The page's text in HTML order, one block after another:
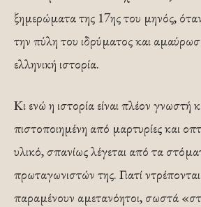
ξημερώματα της 17ης του μηνός,
την πύλη του ιδρύματος και
ελληνική ιστορία.
Κι ενώ η ιστορία είναι πλέον γνωστή
πιστοποιημένη από μαρτυρίες και
υλικό, σπανίως λέγεται από τα
πρωταγωνιστών της. Γιατί
παραμένουν αμετανόητοι, σωστά